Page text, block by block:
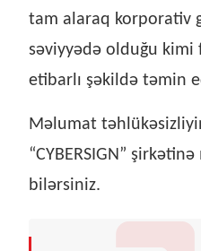
tam alaraq korporativ
səviyyədə olduğu kimi
etibarlı şəkildə təmin
Məlumat
“CYBERSIGN”
bilərsiniz.